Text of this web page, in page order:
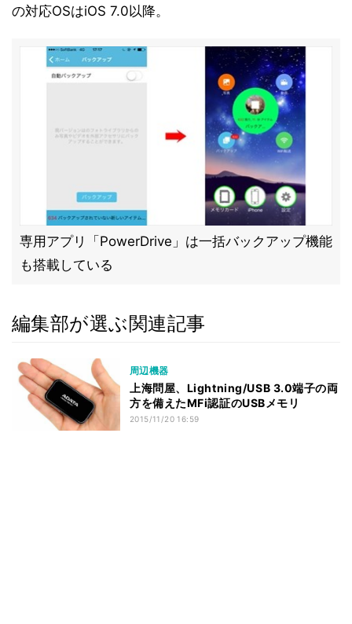
の対応OSはiOS 7.0以降。
専用アプリ「PowerDrive」は一括バックアップ機能
も搭載している
編集部が選ぶ関連記事
周辺機器
上海問屋、Lightning/USB 3.0端子の両
方を備えたMFi認証のUSBメモリ
2015/11/20 16:59